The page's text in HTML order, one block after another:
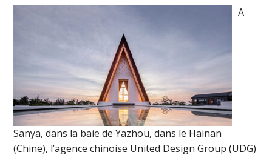
A
Sanya, dans la baie de Yazhou, dans le Hainan
(Chine), l’agence chinoise United Design Group (UDG)